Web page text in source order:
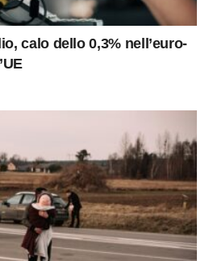
calo dello 0,3% nell’euro-